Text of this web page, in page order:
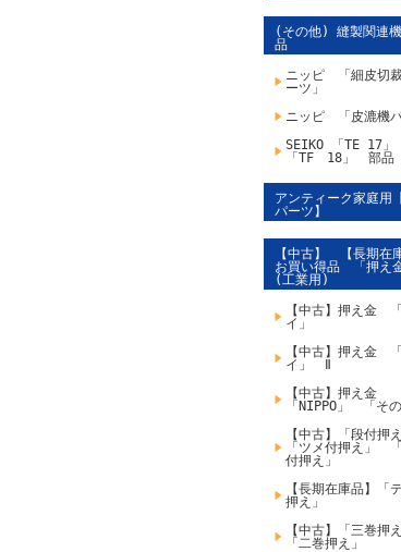
(その他) 縫製関連
品
ニッピ 「細皮切
ーツ」
ニッピ 「皮漉機パ
SEIKO 「TE 17」
「TF 18」 部品
アンティーク家庭用
パーツ】
【中古】 【長期在
お買い得品 「押え
(工業用)
【中古】押え金
イ」
【中古】押え金
イ」 Ⅱ
【中古】押え金
「NIPPO」 「その
【中古】「段付押
「ツメ付押え」
付押え」
【長期在庫品】「
押え」
【中古】「三巻押
「二巻押え」